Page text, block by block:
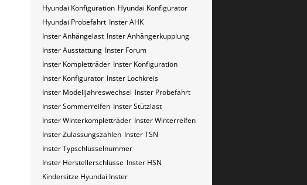
Hyundai Konfiguration Hyundai Konfigurator
Hyundai Probefahrt Inster AHK
Inster Anhängelast Inster Anhängerkupplung
Inster Ausstattung Inster Forum
Inster Kompletträder Inster Konfiguration
Inster Konfigurator Inster Lochkreis
Inster Modelljahreswechsel Inster Probefahrt
Inster Sommerreifen Inster Stützlast
Inster Winterkompletträder Inster Winterreifen
Inster Zulassungszahlen Inster​​​​ TSN
Inster​​​​ Typschlüsselnummer
Inster​​​​​ Herstellerschlüsse Inster​​​​​ HSN
Kindersitze Hyundai Inster